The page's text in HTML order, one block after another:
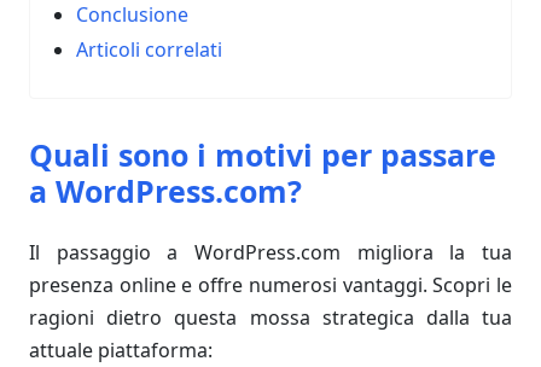
Conclusione
Articoli correlati
Quali sono i motivi per passare
a WordPress.com?
Il passaggio a WordPress.com migliora la tua
presenza online e offre numerosi vantaggi. Scopri le
ragioni dietro questa mossa strategica dalla tua
attuale piattaforma: